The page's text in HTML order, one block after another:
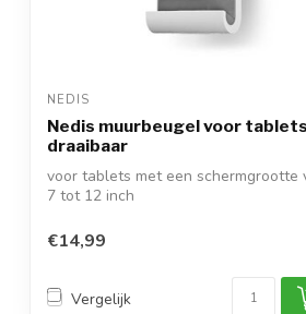
NEDIS
Nedis muurbeugel voor
draaibaar
voor tablets met een schermgrootte
7 tot 12 inch
€14,99
Vergelijk